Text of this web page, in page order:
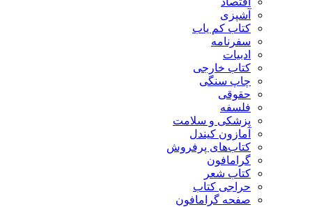
آشپزی
کتاب کم یاب
سفرنامه
ادبیات
کتاب خارجی
چاپ سنگی
حقوقی
فلسفه
پزشکی و سلامت
آمازون کیندل
کتاب‌های پرفروش
گرامافون
کتاب شعر
حراجی کتاب
صفحه گرامافون